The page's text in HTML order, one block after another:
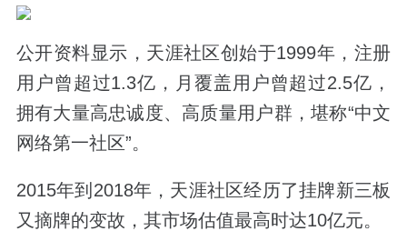
公开资料显示，天涯社区创始于1999年，注册
用户曾超过1.3亿，月覆盖用户曾超过2.5亿，
拥有大量高忠诚度、高质量用户群，堪称“中文
网络第一社区”。
2015年到2018年，天涯社区经历了挂牌新三板
又摘牌的变故，其市场估值最高时达10亿元。